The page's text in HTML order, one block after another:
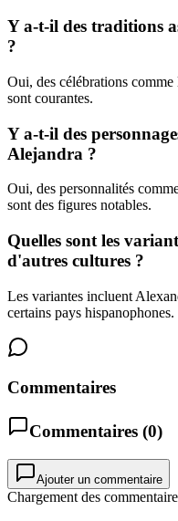
Y a-t-il des traditions
?
Oui, des célébrations
sont courantes.
Y a-t-il des
Alejandra ?
Oui, des personnalités
sont des figures notables.
Quelles sont les
d'autres cultures ?
Les variantes incluent
certains pays hispanophones.
Commentaires
Commentaires (0)
Ajouter un commentaire
Chargement des